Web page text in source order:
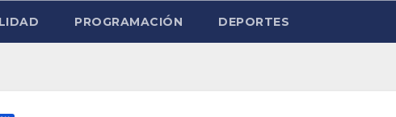
PROGRAMACIÓN DEPORTES